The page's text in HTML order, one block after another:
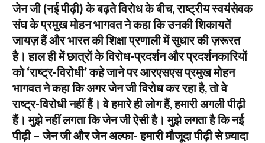
जेन जी (नई पीढ़ी) के बढ़ते विरोध के बीच, राष्ट्रीय स्वयंसेवक
संघ के प्रमुख मोहन भागवत ने कहा कि उनकी शिकायतें
जायज़ हैं और भारत की शिक्षा प्रणाली में सुधार की ज़रूरत
है। हाल ही में छात्रों के विरोध-प्रदर्शन और प्रदर्शनकारियों
को ‘राष्ट्र-विरोधी’ कहे जाने पर आरएसएस प्रमुख मोहन
भागवत ने कहा कि अगर जेन जी विरोध कर रहा है, तो वे
राष्ट्र-विरोधी नहीं हैं। वे हमारे ही लोग हैं, हमारी अगली पीढ़ी
हैं। मुझे नहीं लगता कि जेन जी ऐसी है। मुझे लगता है कि नई
पीढ़ी – जेन जी और जेन अल्फा- हमारी मौजूदा पीढ़ी से ज़्यादा